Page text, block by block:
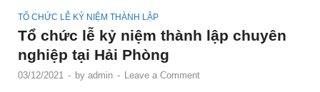
TỔ CHỨC LỄ KỶ NIỆM THÀNH LẬP
Tổ chức lễ kỷ niệm thành lập chuyên
nghiệp tại Hải Phòng
03/12/2021 - by admin - Leave a Comment